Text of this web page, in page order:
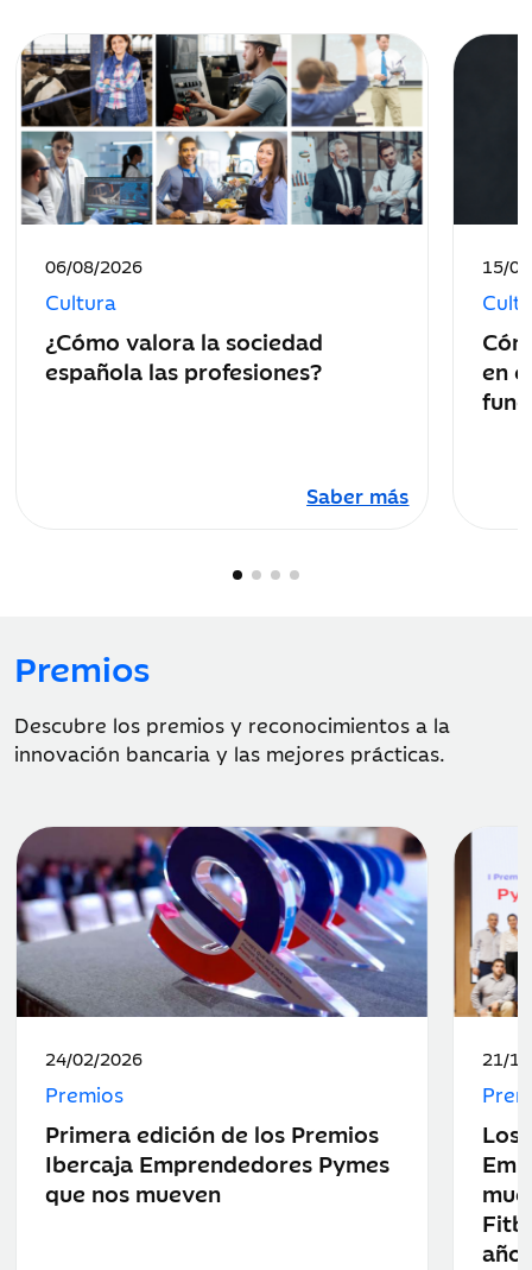
Fecha
publicación:
06/08/2026
Cultura
¿Cómo valora la sociedad
española las profesiones?
Saber más
Fecha
15/
en
Premios
Descubre los premios y reconocimientos a la
innovación bancaria y las mejores prácticas.
Fecha
publicación:
24/02/2026
Premios
Primera edición de los Premios
Ibercaja Emprendedores Pymes
que nos mueven
Fecha
21/
Los
año